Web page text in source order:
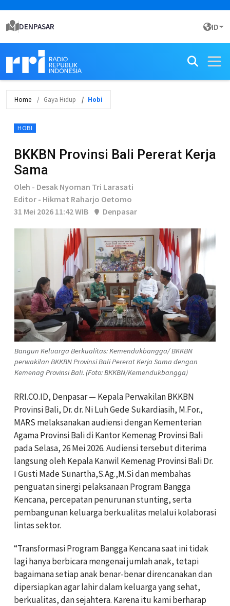
DENPASAR ID
Home Gaya Hidup Hobi
HOBI
BKKBN Provinsi Bali Pererat Kerja
Sama
Oleh - Desak Nyoman Tri Larasati
Editor - Hikmat Raharjo Oetomo
31 Mei 2026 11:42 WIB
Denpasar
Bangun Keluarga Berkualitas: Kemendukbangga/ BKKBN
perwakilan BKKBN Provinsi Bali Pererat Kerja Sama dengan
Kemenag Provinsi Bali. (Foto: BKKBN/Kemendukbangga)
RRI.CO.ID, Denpasar — Kepala Perwakilan BKKBN
Provinsi Bali, Dr. dr. Ni Luh Gede Sukardiasih, M.For.,
MARS melaksanakan audiensi dengan Kementerian
Agama Provinsi Bali di Kantor Kemenag Provinsi Bali
pada Selasa, 26 Mei 2026. Audiensi tersebut diterima
langsung oleh Kepala Kanwil Kemenag Provinsi Bali Dr.
I Gusti Made Sunartha,S.Ag.,M.Si dan membahas
penguatan sinergi pelaksanaan Program Bangga
Kencana, percepatan penurunan stunting, serta
pembangunan keluarga berkualitas melalui kolaborasi
lintas sektor.
“Transformasi Program Bangga Kencana saat ini tidak
lagi hanya berbicara mengenai jumlah anak, tetapi
bagaimana setiap anak benar-benar direncanakan dan
dipersiapkan agar lahir dalam keluarga yang sehat,
berkualitas, dan sejahtera. Karena itu kami berharap